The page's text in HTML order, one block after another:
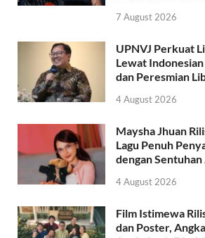
7 August 2026
UPNVJ Perkuat
Lewat
dan Peresmian
4 August 2026
Maysha Jhuan
Lagu Penuh
dengan
4 August 2026
Film Istimewa
dan Poster,